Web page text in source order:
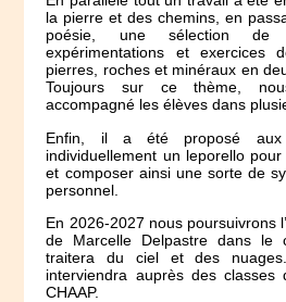
la pierre et des chemins, en
poésie, une sélection
expérimentations et exercices
pierres, roches et minéraux en
Toujours sur ce thème,
accompagné les élèves dans
Enfin, il a été proposé aux
individuellement un leporello
et composer ainsi une sorte de
personnel.
En 2026-2027 nous poursuivrons
de Marcelle Delpastre dans le
traitera du ciel et des
interviendra auprès des
CHAAP.